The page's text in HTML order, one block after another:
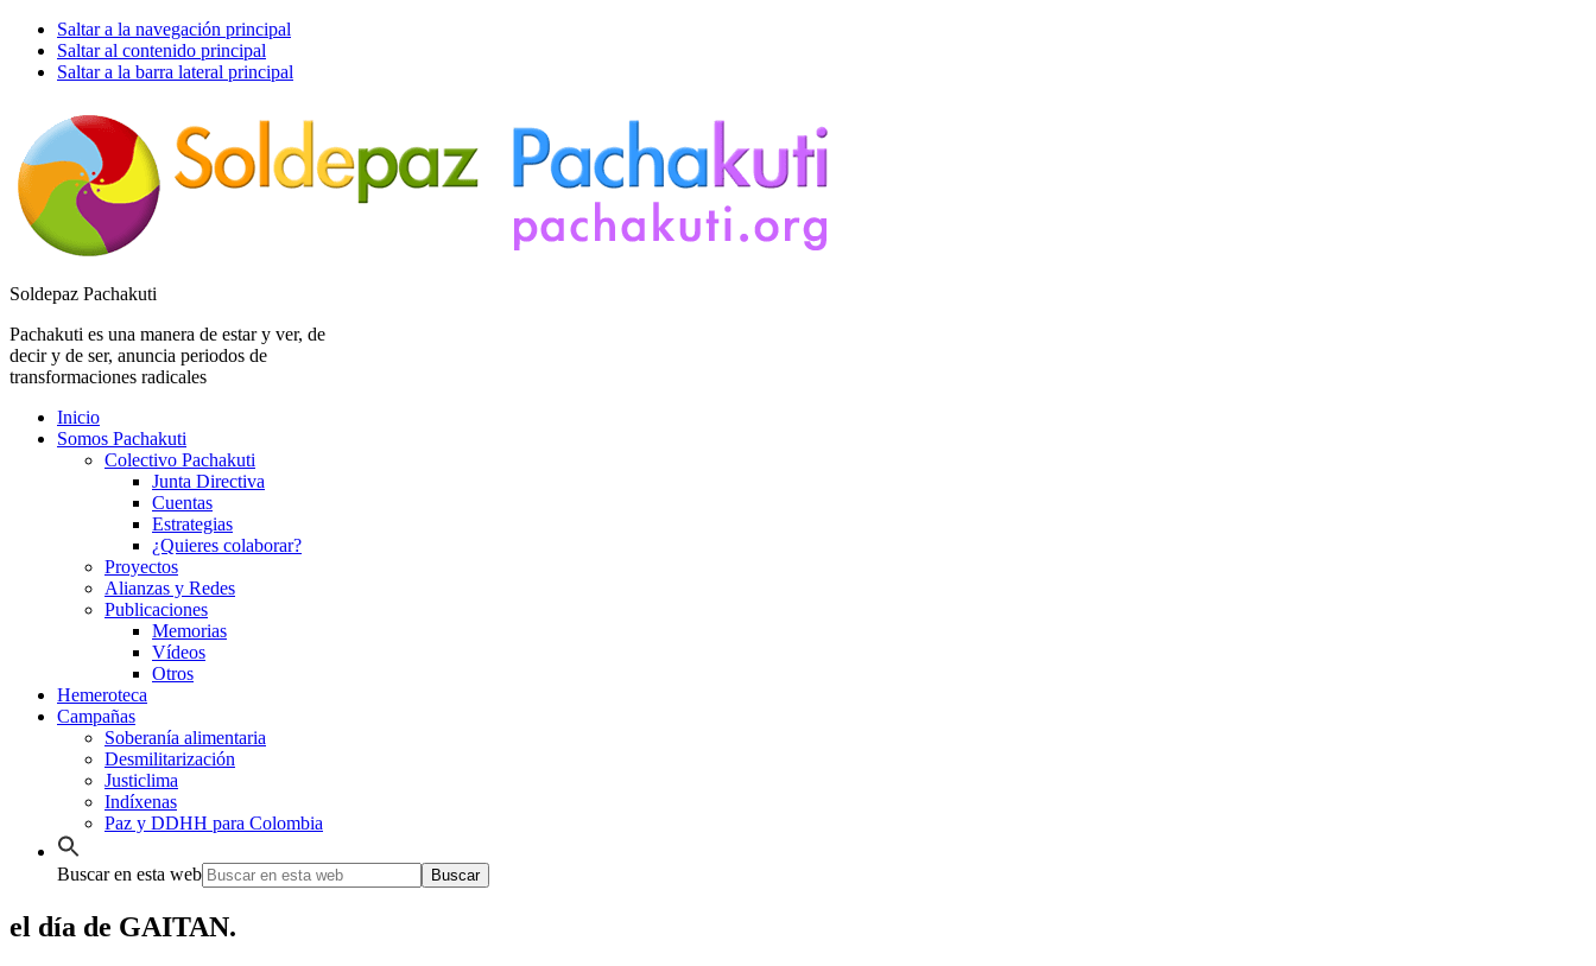
Saltar a la navegación principal
Saltar al contenido principal
Saltar a la barra lateral principal
Soldepaz Pachakuti
Pachakuti es una manera de estar y ver, de
decir y de ser, anuncia periodos de
transformaciones radicales
Inicio
Somos Pachakuti
Colectivo Pachakuti
Junta Directiva
Cuentas
Estrategias
¿Quieres colaborar?
Proyectos
Alianzas y Redes
Publicaciones
Memorias
Vídeos
Otros
Hemeroteca
Campañas
Soberanía alimentaria
Desmilitarización
Justiclima
Indíxenas
Paz y DDHH para Colombia
Buscar en esta web
el día de GAITAN.